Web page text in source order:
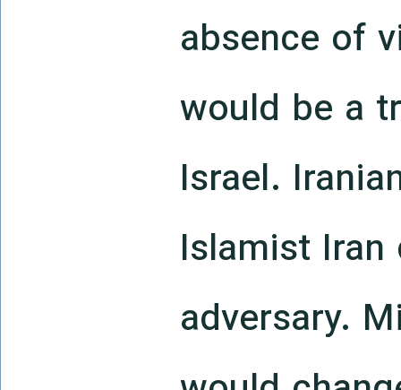
absence of
would be a
Israel.
Islamist
adversary.